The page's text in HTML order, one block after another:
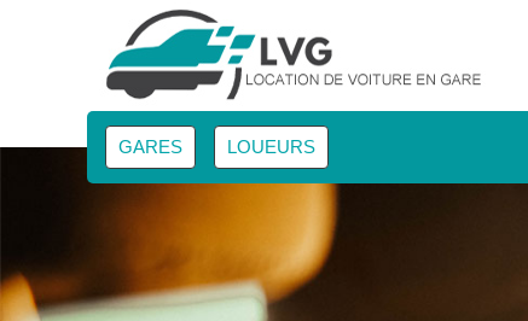
GARES LOUEURS